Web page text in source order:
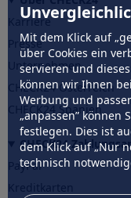
Mit dem Klick auf
über Cookies ein
servieren und
können wir Ihnen
Werbung und
„anpassen” können
festlegen. Dies ist
dem Klick auf „Nur
technisch
Karriere
Presse
Unternehmen
CHECK24 Österreich
CHECK24 Spanien
CHECK24
PayPal